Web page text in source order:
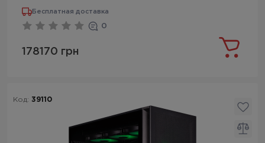
Бесплатная доставка
0
178170 грн
Код: 39110